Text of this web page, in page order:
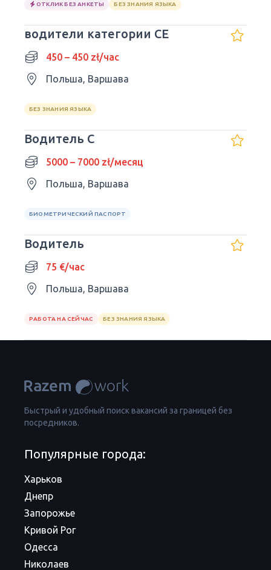
ОТКЛИК БЕЗ АНКЕТЫ БЕЗ ЗНАНИЯ ЯЗЫКА
водители категории CE
450 – 450 zł/час
Польша, Варшава
БЕЗ ЗНАНИЯ ЯЗЫКА
Водитель С
5000 – 7000 zł/месяц
Польша, Варшава
БИОМЕТРИЧЕСКИЙ ПАСПОРТ
Водитель
75 €/час
Польша, Варшава
РАБОТА НА СЕЙЧАС БЕЗ ЗНАНИЯ ЯЗЫКА
Быстрый и удобный поиск вакансий за границей без
посредников.
Популярные города:
Харьков
Днепр
Запорожье
Кривой Рог
Одесса
Николаев